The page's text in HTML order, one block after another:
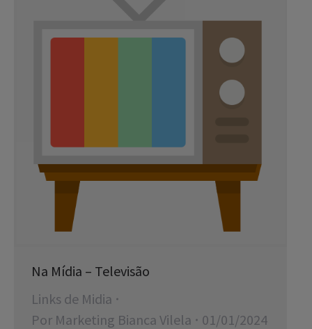
Na Mídia – Televisão
Links de Midia
Por Marketing Bianca Vilela
01/01/2024